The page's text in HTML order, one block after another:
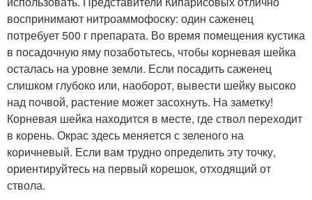
воспринимают нитроаммофоску: один саженец
потребует 500 г препарата. Во время помещения кустика
в посадочную яму позаботьтесь, чтобы корневая шейка
осталась на уровне земли. Если посадить саженец
слишком глубоко или, наоборот, вывести шейку высоко
над почвой, растение может засохнуть. На заметку!
Корневая шейка находится в месте, где ствол переходит
в корень. Окрас здесь меняется с зеленого на
коричневый. Если вам трудно определить эту точку,
ориентируйтесь на первый корешок, отходящий от
ствола.